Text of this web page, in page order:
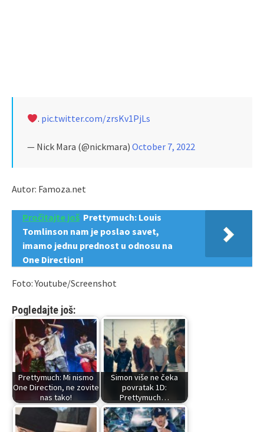
. pic.twitter.com/zrsKv1PjLs
— Nick Mara (@nickmara) October 7, 2022
Autor: Famoza.net
Pročitajte još Prettymuch: Louis
Tomlinson nam je poslao savet,
imamo jednu prednost u odnosu na
One Direction!
Foto: Youtube/Screenshot
Pogledajte još:
Prettymuch: Mi nismo
One Direction, ne zovite
nas tako!
Simon više ne čeka
povratak 1D:
Prettymuch…